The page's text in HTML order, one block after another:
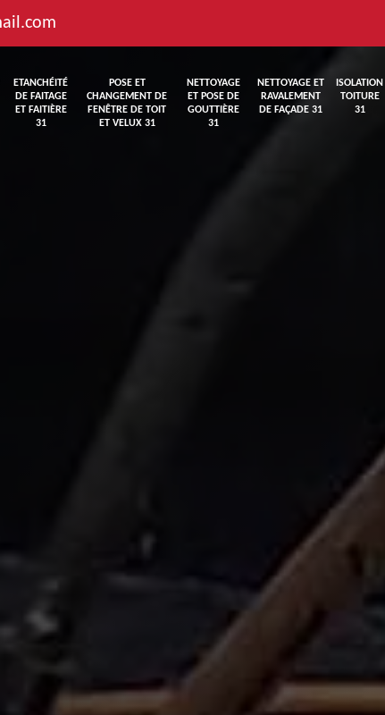
ETANCHÉITÉ
DE FAITAGE
ET FAITIÈRE
31
POSE ET
CHANGEMENT DE
FENÊTRE DE TOIT
ET VELUX 31
NETTOYAGE
ET POSE DE
GOUTTIÈRE
31
NETTOYAGE ET
RAVALEMENT
DE FAÇADE 31
ISOLATION
TOITURE
31